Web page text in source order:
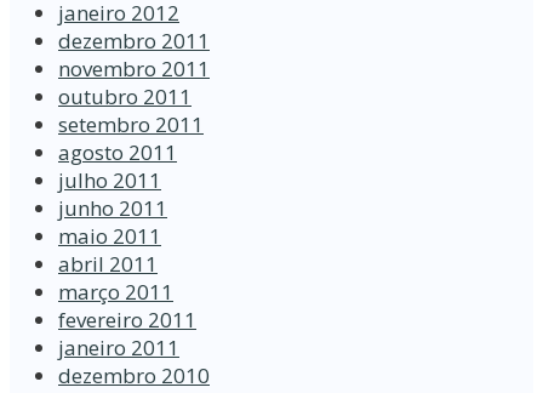
janeiro 2012
dezembro 2011
novembro 2011
outubro 2011
setembro 2011
agosto 2011
julho 2011
junho 2011
maio 2011
abril 2011
março 2011
fevereiro 2011
janeiro 2011
dezembro 2010